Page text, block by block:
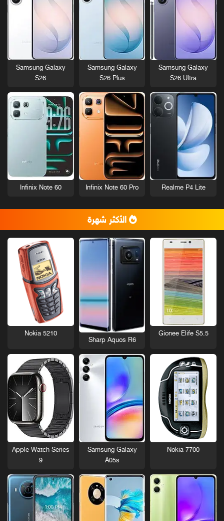
Samsung Galaxy
S26 Ultra
Samsung Galaxy
S26 Plus
Samsung Galaxy
S26
Realme P4 Lite
Infinix Note 60 Pro
Infinix Note 60
الأكثر شهرة
Gionee Elife S5.5
Sharp Aquos R6
Nokia 5210
Nokia 7700
Samsung Galaxy
A05s
Apple Watch Series
9